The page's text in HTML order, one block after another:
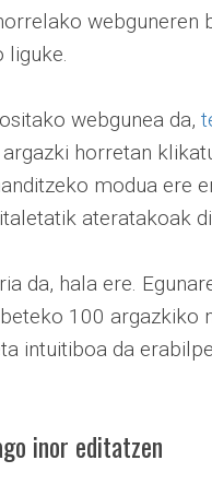
webguneren
liguke.
webgunea da,
horretan
modua ere
ateratakoak
da, hala ere.
100 argazkiko
intuitiboa da
inor editatzen